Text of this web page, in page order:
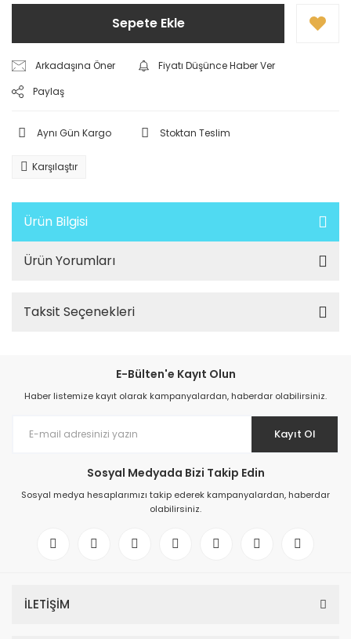
Sepete Ekle
Arkadaşına Öner
Fiyatı Düşünce Haber Ver
Paylaş
Aynı Gün Kargo Stoktan Teslim
Karşılaştır
Ürün Bilgisi
Ürün Yorumları
Taksit Seçenekleri
E-Bülten'e Kayıt Olun
Haber listemize kayıt olarak kampanyalardan, haberdar olabilirsiniz.
Kayıt Ol
Sosyal Medyada Bizi Takip Edin
Sosyal medya hesaplarımızı takip ederek kampanyalardan, haberdar
olabilirsiniz.
İLETİŞİM